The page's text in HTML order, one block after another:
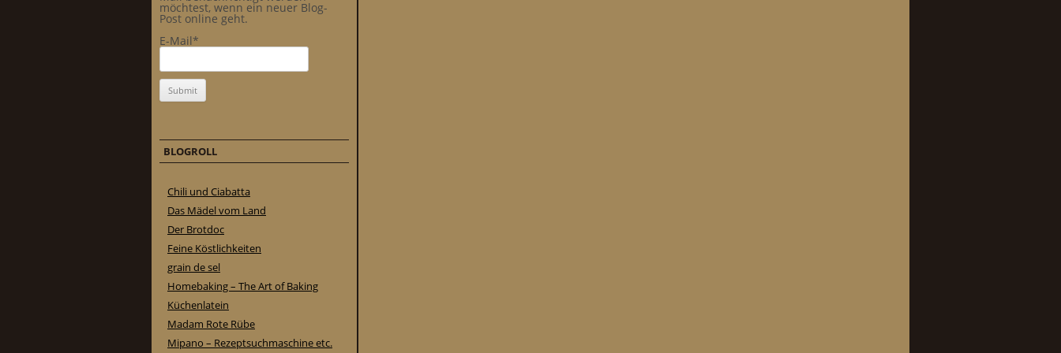
möchtest, wenn ein neuer Blog-
Post online geht.
E-Mail*
BLOGROLL
Chili und Ciabatta
Das Mädel vom Land
Der Brotdoc
Feine Köstlichkeiten
grain de sel
Homebaking – The Art of Baking
Küchenlatein
Madam Rote Rübe
Mipano – Rezeptsuchmaschine etc.